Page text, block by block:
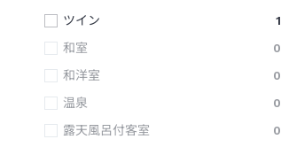
ツイン
1
和室
0
和洋室
0
温泉
0
露天風呂付客室
0